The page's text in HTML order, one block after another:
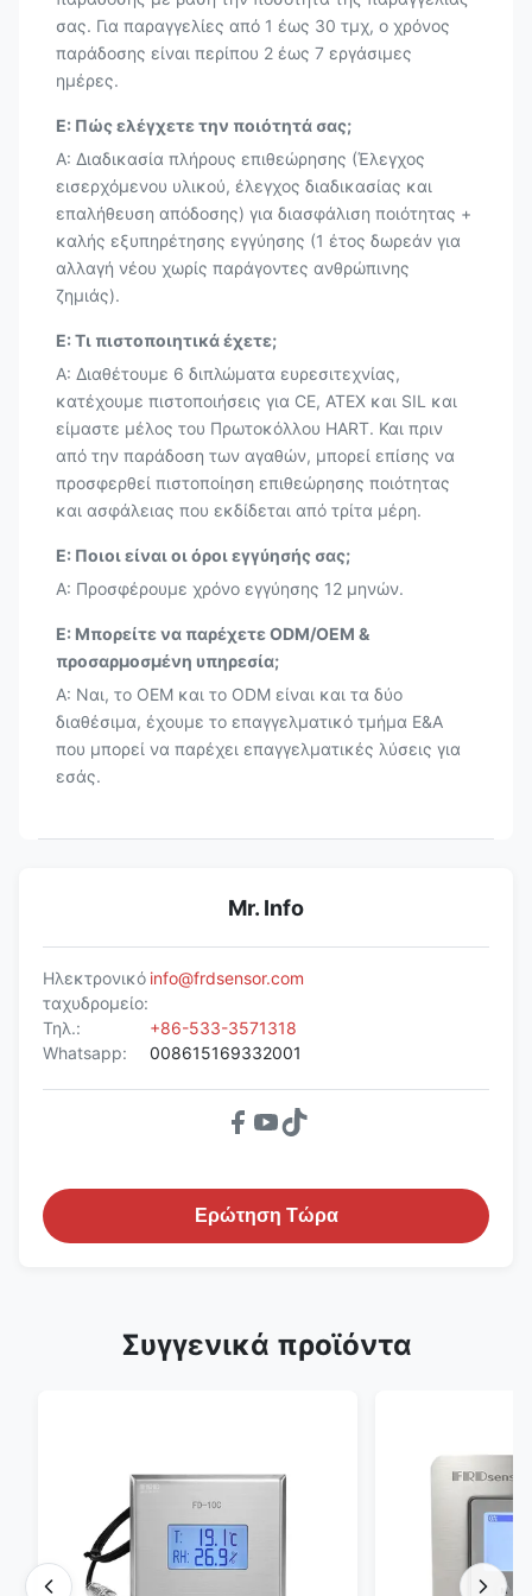
σας. Για παραγγελίες από 1 έως 30 τμχ, ο χρόνος
παράδοσης είναι περίπου 2 έως 7 εργάσιμες
ημέρες.
Ε: Πώς ελέγχετε την ποιότητά σας;
Α: Διαδικασία πλήρους επιθεώρησης (Έλεγχος
εισερχόμενου υλικού, έλεγχος διαδικασίας και
επαλήθευση απόδοσης) για διασφάλιση ποιότητας +
καλής εξυπηρέτησης εγγύησης (1 έτος δωρεάν για
αλλαγή νέου χωρίς παράγοντες ανθρώπινης
ζημιάς).
Ε: Τι πιστοποιητικά έχετε;
Α: Διαθέτουμε 6 διπλώματα ευρεσιτεχνίας,
κατέχουμε πιστοποιήσεις για CE, ATEX και SIL και
είμαστε μέλος του Πρωτοκόλλου HART. Και πριν
από την παράδοση των αγαθών, μπορεί επίσης να
προσφερθεί πιστοποίηση επιθεώρησης ποιότητας
και ασφάλειας που εκδίδεται από τρίτα μέρη.
Ε: Ποιοι είναι οι όροι εγγύησής σας;
Α: Προσφέρουμε χρόνο εγγύησης 12 μηνών.
Ε: Μπορείτε να παρέχετε ODM/OEM &
προσαρμοσμένη υπηρεσία;
Α: Ναι, το OEM και το ODM είναι και τα δύο
διαθέσιμα, έχουμε το επαγγελματικό τμήμα Ε&Α
που μπορεί να παρέχει επαγγελματικές λύσεις για
εσάς.
Mr. Info
Ηλεκτρονικό
ταχυδρομείο:
info@frdsensor.com
Τηλ.:
+86-533-3571318
Whatsapp:
008615169332001
Ερώτηση Τώρα
Συγγενικά προϊόντα